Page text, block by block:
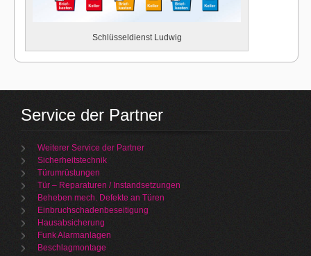
Schlüsseldienst Ludwig
Service der Partner
Weiterer Service der Partner
Sicherheitstechnik
Türumrüstungen
Tür – Reparaturen / Instandsetzungen
Beheben mech. Defekte an Türen
Einbruchschadenbeseitigung
Hausabsicherung
Funk Alarmanlagen
Beschlagmontage